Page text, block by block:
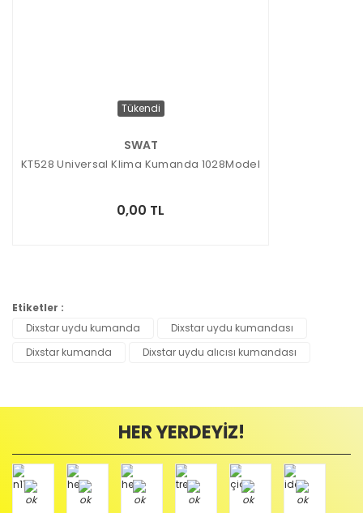
Tükendi
SWAT
KT528 Universal Klima Kumanda 1028Model
0,00 TL
Etiketler :
Dixstar uydu kumanda
Dixstar uydu kumandası
Dixstar kumanda
Dixstar uydu alıcısı kumandası
HER YERDEYİZ!